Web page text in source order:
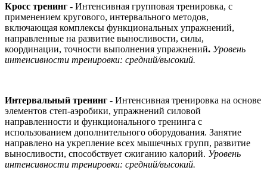
Кросс тренинг - Интенсивная групповая тренировка, с
применением кругового, интервального методов,
включающая комплексы функциональных упражнений,
направленные на развитие выносливости, силы,
координации, точности выполнения упражнений. Уровень
интенсивности тренировки: средний/высокий.
Интервальный тренинг - Интенсивная тренировка на основе
элементов степ-аэробики, упражнений силовой
направленности и функционального тренинга с
использованием дополнительного оборудования. Занятие
направлено на укрепление всех мышечных групп, развитие
выносливости, способствует сжиганию калорий. Уровень
интенсивности тренировки: средний/высокий.